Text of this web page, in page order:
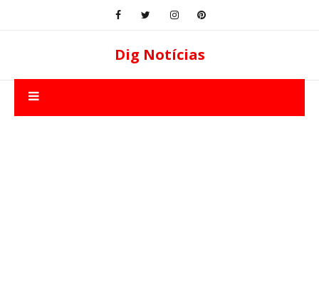
Dig Notícias